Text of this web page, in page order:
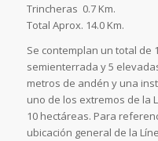
Trincheras  0.7 Km.
Total Aprox. 14.0 Km.
Se contemplan un total de
semienterrada y 5
metros de andén y una
uno de los extremos de la
10 hectáreas. Para
ubicación general de la